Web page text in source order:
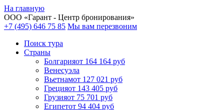
На главную
ООО «Гарант - Центр бронирования»
+7 (495) 646 75 85 Мы вам перезвоним
Поиск тура
Cтраны
Болгарияот 164 164 руб
Венесуэла
Вьетнамот 127 021 руб
Грецияот 143 405 руб
Грузияот 75 701 руб
Египетот 94 404 руб